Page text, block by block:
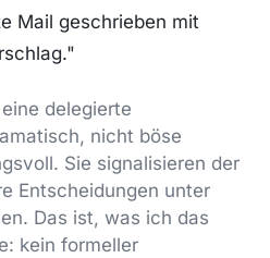
Mail geschrieben mit
delegierte
nicht böse
Sie signalisieren der
Entscheidungen unter
Das ist, was ich das
kein formeller